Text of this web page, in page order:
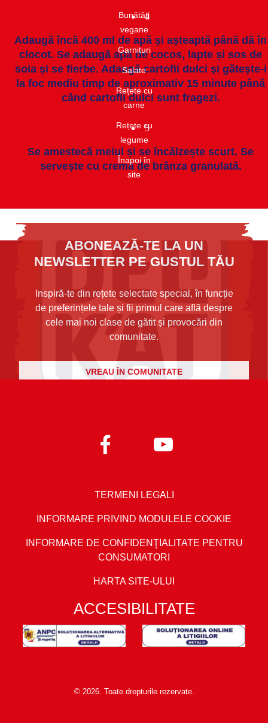
4
Adaugă încă 400 ml de apă și așteaptă până dă în
clocot. Se adaugă apă de cocos, lapte și sos de
soia și se fierbe. Adaugă cartofii dulci și gătește-i
la foc mediu timp de aproximativ 15 minute până
când cartofii dulci sunt fragezi.
5
Se amestecă meiul și se încălzește scurt. Se
servește cu crema de brânza granulată.
Bunătăți
vegane
Garnituri​
Salate​
Rețete cu
carne​
Rețete cu
legume
Înapoi în
site
ABONEAZĂ-TE LA UN
NEWSLETTER PE GUSTUL TĂU
Inspiră-te din rețete selectate special, în funcție
de preferințele tale și fii primul care află despre
cele mai noi clase de gătit și provocări din
comunitate.
VREAU ÎN COMUNITATE
TERMENI LEGALI
INFORMARE PRIVIND MODULELE COOKIE
INFORMARE DE CONFIDENŢIALITATE PENTRU
CONSUMATORI
HARTA SITE-ULUI
ACCESIBILITATE
© 2026. Toate drepturile rezervate.